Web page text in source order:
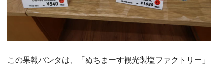
この果報バンタは、「ぬちまーす観光製塩ファクトリー」